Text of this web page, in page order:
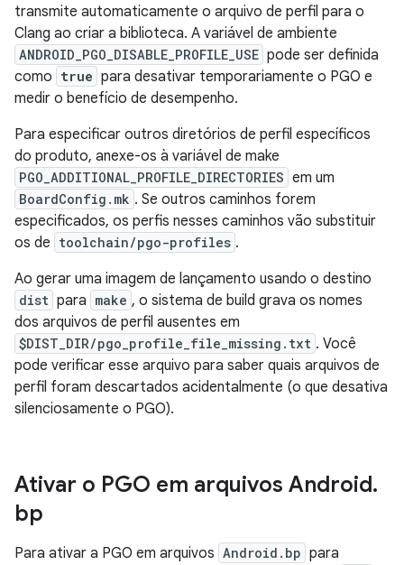
transmite automaticamente o arquivo de perfil para o
Clang ao criar a biblioteca. A variável de ambiente
ANDROID_PGO_DISABLE_PROFILE_USE pode ser definida
como true para desativar temporariamente o PGO e
medir o benefício de desempenho.
Para especificar outros diretórios de perfil específicos
do produto, anexe-os à variável de make
PGO_ADDITIONAL_PROFILE_DIRECTORIES em um
BoardConfig.mk . Se outros caminhos forem
especificados, os perfis nesses caminhos vão substituir
os de toolchain/pgo-profiles .
Ao gerar uma imagem de lançamento usando o destino
dist para make , o sistema de build grava os nomes
dos arquivos de perfil ausentes em
$DIST_DIR/pgo_profile_file_missing.txt . Você
pode verificar esse arquivo para saber quais arquivos de
perfil foram descartados acidentalmente (o que desativa
silenciosamente o PGO).
Ativar o PGO em arquivos Android.
bp
Para ativar a PGO em arquivos Android.bp para